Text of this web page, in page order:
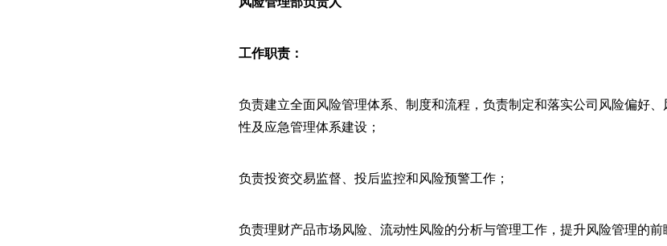
工作职责：
负责建立全面风险管理体系、制度和流程，负责制定和落实公司风险偏好
性及应急管理体系建设；
负责投资交易监督、投后监控和风险预警工作；
负责理财产品市场风险、流动性风险的分析与管理工作，提升风险管理的前